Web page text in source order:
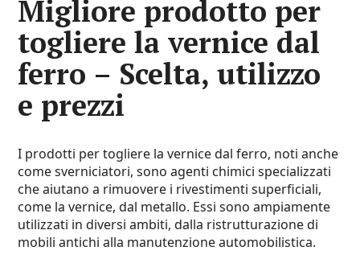
Migliore prodotto per
togliere la vernice dal
ferro – Scelta, utilizzo
e prezzi
I prodotti per togliere la vernice dal ferro, noti anche
come sverniciatori, sono agenti chimici specializzati
che aiutano a rimuovere i rivestimenti superficiali,
come la vernice, dal metallo. Essi sono ampiamente
utilizzati in diversi ambiti, dalla ristrutturazione di
mobili antichi alla manutenzione automobilistica.